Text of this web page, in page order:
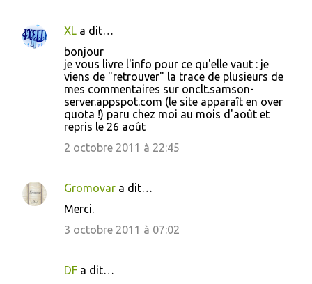
XL a dit…
bonjour
je vous livre l'info pour ce qu'elle vaut : je
viens de "retrouver" la trace de plusieurs de
mes commentaires sur onclt.samson-
server.appspot.com (le site apparaît en over
quota !) paru chez moi au mois d'août et
repris le 26 août
2 octobre 2011 à 22:45
Gromovar a dit…
Merci.
3 octobre 2011 à 07:02
DF a dit…